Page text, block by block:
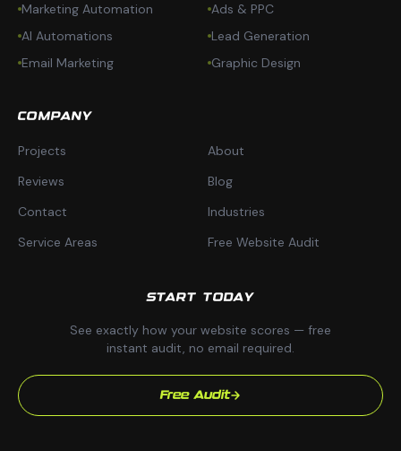
Marketing Automation
Ads & PPC
AI Automations
Lead Generation
Email Marketing
Graphic Design
COMPANY
Projects
About
Reviews
Blog
Contact
Industries
Service Areas
Free Website Audit
START TODAY
See exactly how your website scores — free
instant audit, no email required.
Free Audit